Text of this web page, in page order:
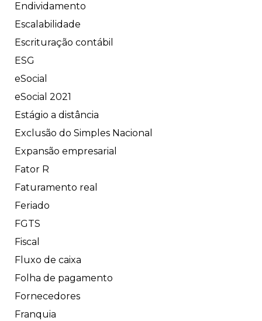
Endividamento
Escalabilidade
Escrituração contábil
ESG
eSocial
eSocial 2021
Estágio a distância
Exclusão do Simples Nacional
Expansão empresarial
Fator R
Faturamento real
Feriado
FGTS
Fiscal
Fluxo de caixa
Folha de pagamento
Fornecedores
Franquia